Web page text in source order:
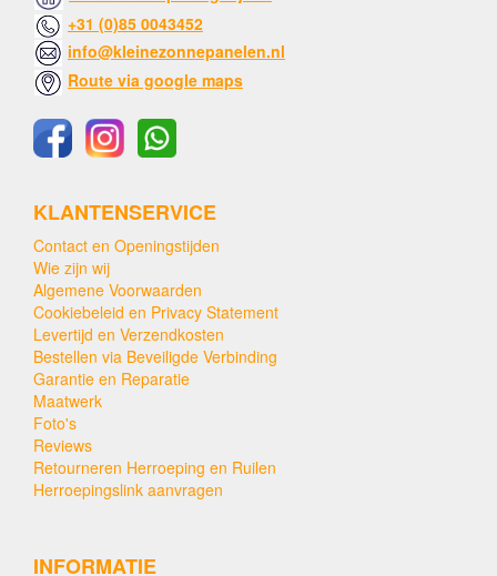
+31 (0)85 0043452
info@kleinezonnepanelen.nl
Route via google maps
KLANTENSERVICE
Contact en Openingstijden
Wie zijn wij
Algemene Voorwaarden
Cookiebeleid en Privacy Statement
Levertijd en Verzendkosten
Bestellen via Beveiligde Verbinding
Garantie en Reparatie
Maatwerk
Foto's
Reviews
Retourneren Herroeping en Ruilen
Herroepingslink aanvragen
INFORMATIE